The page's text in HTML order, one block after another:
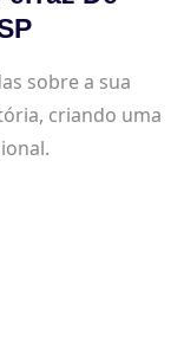
sobre a sua
criando uma